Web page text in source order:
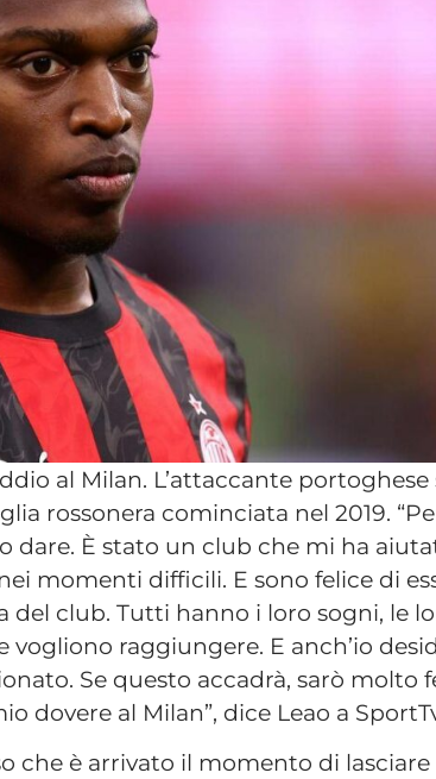
al Milan. L’attaccante portoghese
rossonera cominciata nel 2019.
dare. È stato un club che mi ha
momenti difficili. E sono felice di
club. Tutti hanno i loro sogni, le
raggiungere. E anch’io
Se questo accadrà, sarò molto
dovere al Milan”, dice Leao a
che è arrivato il momento di